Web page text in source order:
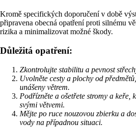
Kromě specifických doporučení v době
připravena obecná opatření proti silnému
rizika a minimalizovat možné škody.
Důležitá opatření:
Zkontrolujte stabilitu a pevnost
Uvolněte cesty a plochy od
unášeny větrem.
Podřízněte a ošetřete stromy a keře,
svými větvemi.
Mějte po ruce nouzovou zbierku a
vody na případnou situaci.